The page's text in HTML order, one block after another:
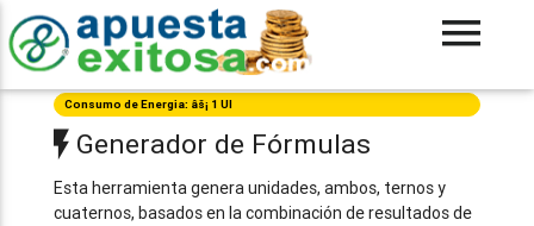
Consumo de Energia: âš¡ 1 UI
Generador de Fórmulas
Esta herramienta genera unidades, ambos, ternos y
cuaternos, basados en la combinación de resultados de